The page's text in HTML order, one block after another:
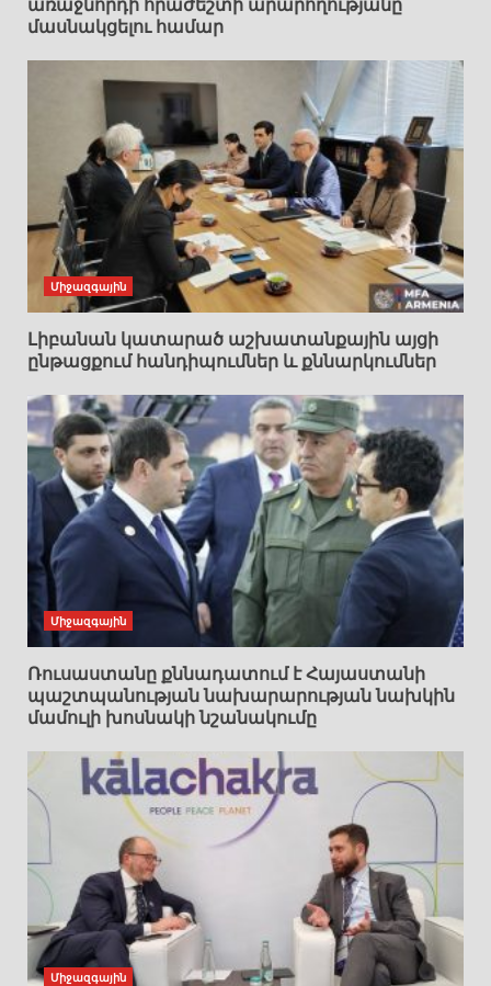
առաջնորդի հրաժեշտի արարողությանը
մասնակցելու համար
Միջազգային
Լիբանան կատարած աշխատանքային այցի
ընթացքում հանդիպումներ և քննարկումներ
Միջազգային
Ռուսաստանը քննադատում է Հայաստանի
պաշտպանության նախարարության նախկին
մամուլի խոսնակի նշանակումը
Միջազգային